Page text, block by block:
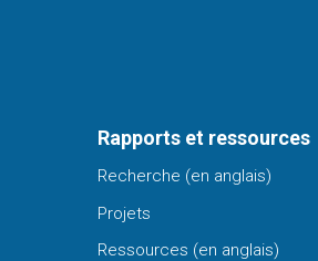
Rapports et ressources
Recherche (en anglais)
Projets
Ressources (en anglais)